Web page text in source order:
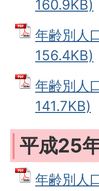
160.9KB)
年齢別人
156.4KB)
年齢別人
141.7KB)
平成25
年齢別人